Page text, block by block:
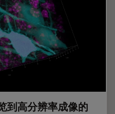
到高分辨率成像的